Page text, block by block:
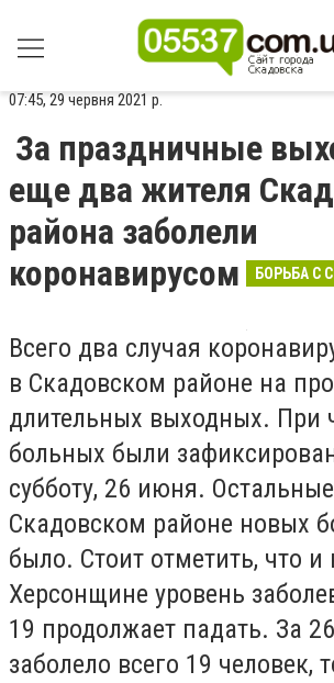
07:45, 29 червня 2021 р.
За праздничные
еще два жителя
района заболели
коронавирусом
БОРЬБА С
Всего два случая
в Скадовском районе на
длительных выходных. При
больных были
субботу, 26 июня.
Скадовском районе новых
было. Стоит отметить, что
Херсонщине уровень
19 продолжает падать. За
заболело всего 19 человек,